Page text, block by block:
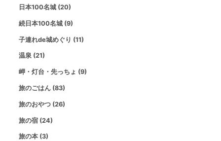
日本100名城 (20)
続日本100名城 (9)
子連れde城めぐり (11)
温泉 (21)
岬・灯台・先っちょ (9)
旅のごはん (83)
旅のおやつ (26)
旅の宿 (24)
旅の本 (3)